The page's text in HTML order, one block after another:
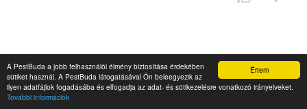
Értem
A PestBuda a jobb felhasználói élmény biztosítása érdekében
sütiket használ. A PestBuda látogatásával Ön beleegyezik az
ilyen adatfájlok fogadásába és elfogadja az adat- és sütikezelésre vonatkozó irányelveket.
További információk